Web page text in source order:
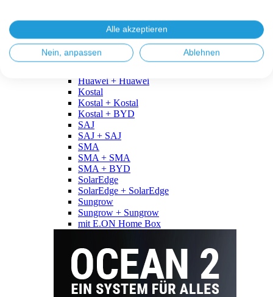
Fronius + BYD
GoodWe
GoodWe + GoodWe
GoodWe + BYD
Huawei + Huawei
Kostal
Kostal + Kostal
Kostal + BYD
SAJ
SAJ + SAJ
SMA
SMA + SMA
SMA + BYD
SolarEdge
SolarEdge + SolarEdge
Sungrow
Sungrow + Sungrow
mit E.ON Home Box
Alle akzeptieren
Nein, anpassen Ablehnen